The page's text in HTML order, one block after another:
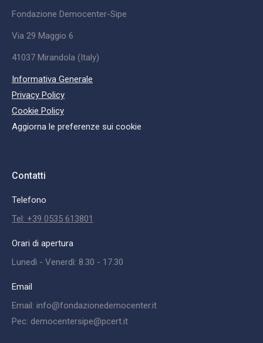
Fondazione Democenter-Sipe
Via 29 Maggio 6
41037 Mirandola (Italy)
Informativa Generale
Privacy Policy
Cookie Policy
Aggiorna le preferenze sui cookie
Contatti
Telefono
Tel: +39 0535 613801
Orari di apertura
Lunedì - Venerdì: 8.30 - 17.30
Email
Email: info@fondazionedemocenter.it
Pec: democentersipe@pcert.it